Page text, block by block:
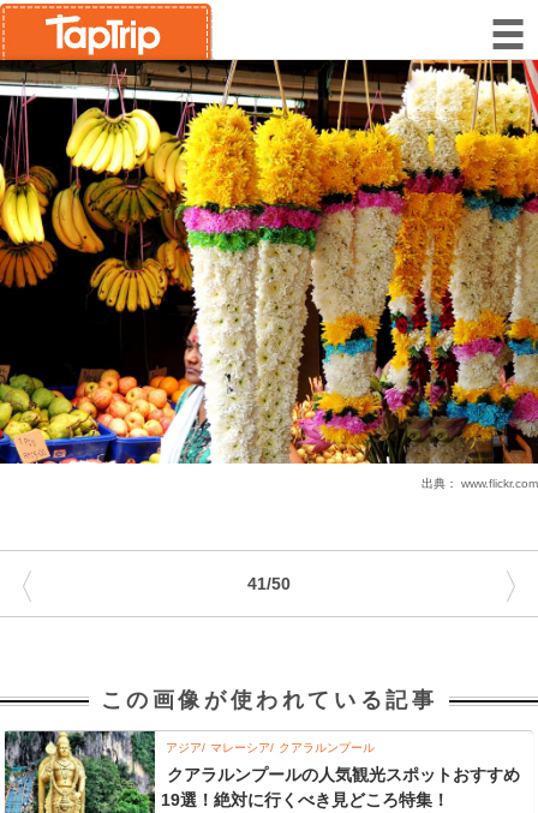
出典： www.flickr.com
41/50
〈 〉
この画像が使われている記事
アジア マレーシア クアラルンプール
クアラルンプールの人気観光スポットおすすめ
19選！絶対に行くべき見どころ特集！